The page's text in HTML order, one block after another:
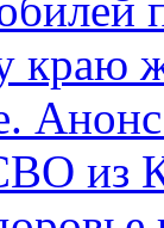
краю
из